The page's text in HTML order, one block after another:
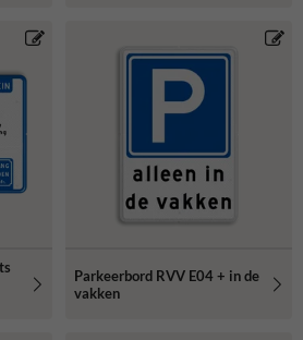
Parkeerbord RVV E04 + in de
vakken